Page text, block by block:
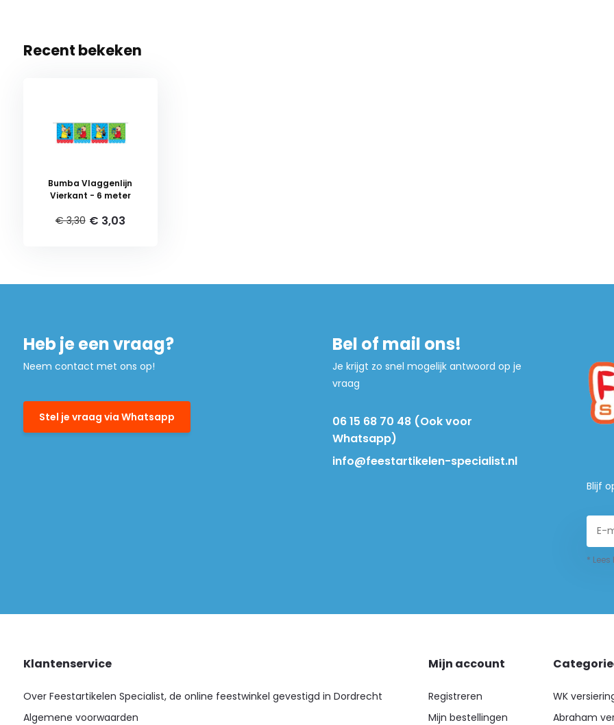
Recent bekeken
Bumba Vlaggenlijn
Vierkant - 6 meter
€ 3,30 € 3,03
Heb je een vraag?
Neem contact met ons op!
Stel je vraag via Whatsapp
Bel of mail ons!
Je krijgt zo snel mogelijk antwoord op je
vraag
06 15 68 70 48 (Ook voor
Whatsapp)
info@feestartikelen-specialist.nl
Blijf
*
Klantenservice
Over Feestartikelen Specialist, de online feestwinkel gevestigd in Dordrecht
Algemene voorwaarden
Mijn account
Registreren
Mijn bestellingen
WK
Abraham